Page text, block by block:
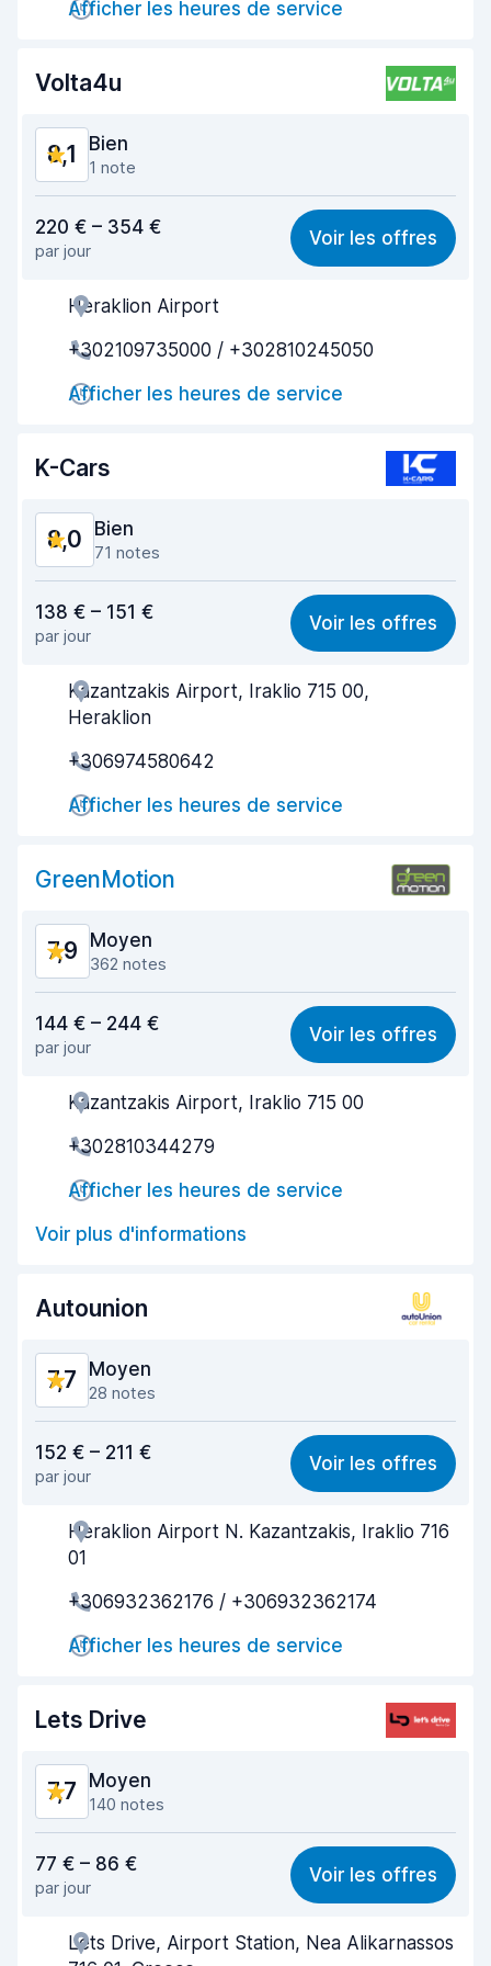
État du véhicule 8,1
Afficher les heures de service
Volta4u
8,1 Bien
1 note
8,1
Recherche facile 8,2
Agent serviable
Prise en charge rapide
Restitution rapide
8,0
220 € – 354 €
par jour
Voir les offres
Heraklion Airport
+302109735000 / +302810245050
Afficher les heures de service
K-Cars
8,0 Bien
71 notes
7,8
Recherche facile 7,4
Agent serviable
État du véhicule 8,5
138 € – 151 €
par jour
Voir les offres
Kazantzakis Airport, Iraklio 715 00,
Heraklion
+306974580642
Afficher les heures de service
GreenMotion
7,9 Moyen
362 notes
7,3
Recherche facile 8,6
Agent serviable
Prise en charge rapide
Restitution rapide
Propreté de la voiture
État du véhicule 6,9
144 € – 244 €
par jour
Voir les offres
Kazantzakis Airport, Iraklio 715 00
+302810344279
Afficher les heures de service
Voir plus d'informations
Autounion
7,7 Moyen
28 notes
6,7
Recherche facile 8,4
Agent serviable 7,6
État du véhicule 7,3
152 € – 211 €
par jour
Voir les offres
Heraklion Airport N. Kazantzakis, Iraklio 716
01
+306932362176 / +306932362174
Afficher les heures de service
Lets Drive
7,7 Moyen
140 notes
7,8
Recherche facile 7,8
Agent serviable 7,9
77 € – 86 €
par jour
Voir les offres
Lets Drive, Airport Station, Nea Alikarnassos